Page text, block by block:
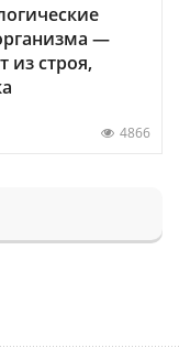
—
из строя,
4866